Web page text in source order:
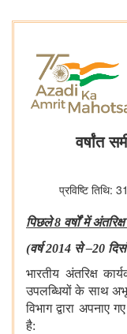
वर्षांत
प्रविष्टि
पिछले 8 वर्षों में
(वर्ष2014 से –20
भारतीय अंतरिक्ष
उपलब्धियों के साथ
विभाग द्वारा
है: